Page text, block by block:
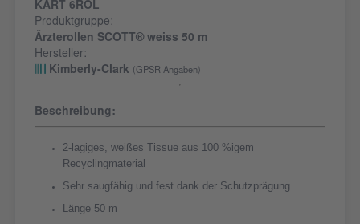
KART 6ROL
Produktgruppe:
Ärzterollen SCOTT® weiss 50 m
Hersteller:
Kimberly-Clark
(GPSR Angaben)
Beschreibung:
2-lagiges, weißes Tissue aus 100 %igem
Recyclingmaterial
Sehr saugfähig und fest dank der Schutzprägung
Länge 50 m